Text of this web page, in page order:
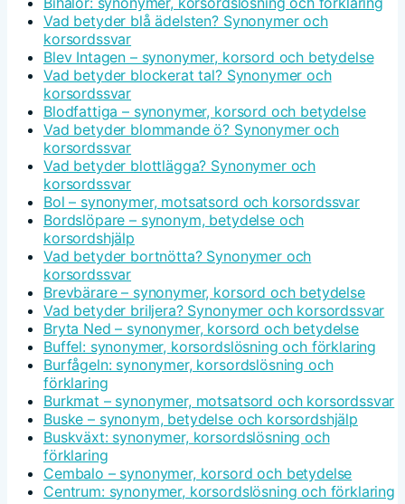
Vad betyder blå ädelsten? Synonymer och
korsordssvar
Blev Intagen – synonymer, korsord och betydelse
Vad betyder blockerat tal? Synonymer och
korsordssvar
Blodfattiga – synonymer, korsord och betydelse
Vad betyder blommande ö? Synonymer och
korsordssvar
Vad betyder blottlägga? Synonymer och
korsordssvar
Bol – synonymer, motsatsord och korsordssvar
Bordslöpare – synonym, betydelse och
korsordshjälp
Vad betyder bortnötta? Synonymer och
korsordssvar
Brevbärare – synonymer, korsord och betydelse
Vad betyder briljera? Synonymer och korsordssvar
Bryta Ned – synonymer, korsord och betydelse
Buffel: synonymer, korsordslösning och förklaring
Burfågeln: synonymer, korsordslösning och
förklaring
Burkmat – synonymer, motsatsord och korsordssvar
Buske – synonym, betydelse och korsordshjälp
Buskväxt: synonymer, korsordslösning och
förklaring
Cembalo – synonymer, korsord och betydelse
Centrum: synonymer, korsordslösning och förklaring